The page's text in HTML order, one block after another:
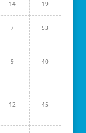
14 19
7 53
9 40
12 45